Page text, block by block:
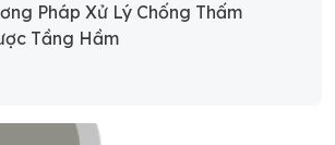
Pháp Xử Lý Chống Thấm
Tầng Hầm